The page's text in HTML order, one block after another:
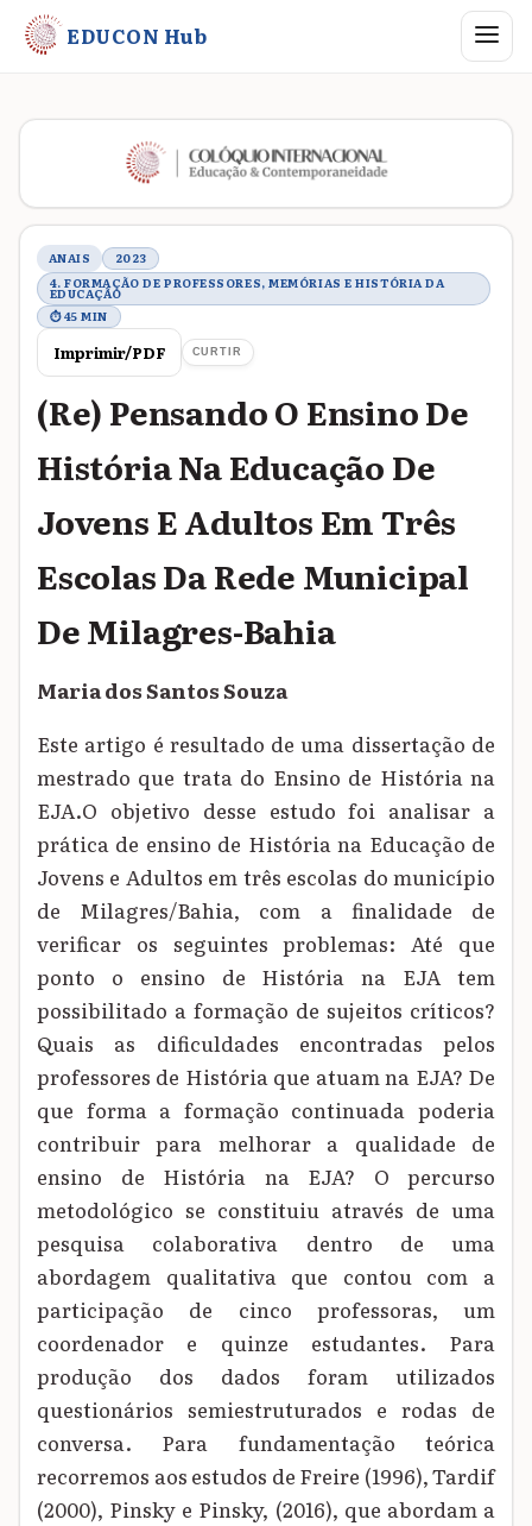
EDUCON Hub Abrir
Metadados do trabalho
ANAIS
2023
4. FORMAÇÃO DE PROFESSORES, MEMÓRIAS E HISTÓRIA DA
EDUCAÇÃO
⏱ 45 MIN
Imprimir/PDF CURTIR
(Re) Pensando O Ensino De
História Na Educação De
Jovens E Adultos Em Três
Escolas Da Rede Municipal
De Milagres-Bahia
Maria dos Santos Souza
Este artigo é resultado de uma dissertação de
mestrado que trata do Ensino de História na
EJA.O objetivo desse estudo foi analisar a
prática de ensino de História na Educação de
Jovens e Adultos em três escolas do município
de Milagres/Bahia, com a finalidade de
verificar os seguintes problemas: Até que
ponto o ensino de História na EJA tem
possibilitado a formação de sujeitos críticos?
Quais as dificuldades encontradas pelos
professores de História que atuam na EJA? De
que forma a formação continuada poderia
contribuir para melhorar a qualidade de
ensino de História na EJA? O percurso
metodológico se constituiu através de uma
pesquisa colaborativa dentro de uma
abordagem qualitativa que contou com a
participação de cinco professoras, um
coordenador e quinze estudantes. Para
produção dos dados foram utilizados
questionários semiestruturados e rodas de
conversa. Para fundamentação teórica
recorremos aos estudos de Freire (1996), Tardif
(2000), Pinsky e Pinsky, (2016), que abordam a